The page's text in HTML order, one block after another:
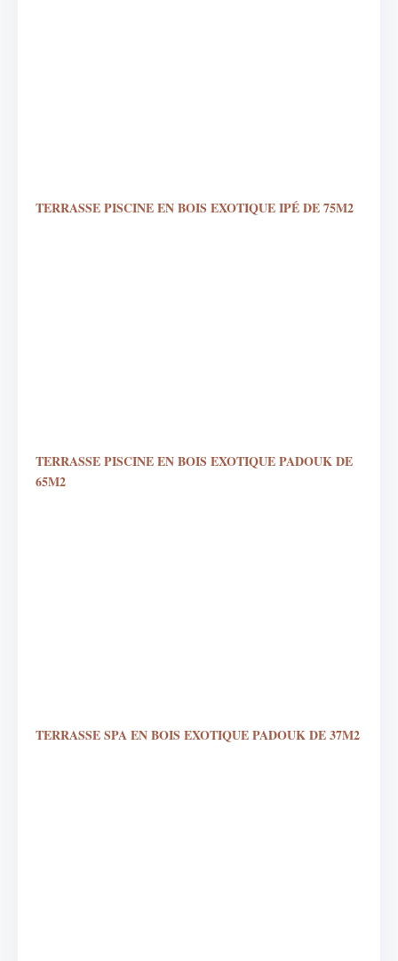
TERRASSE PISCINE EN BOIS EXOTIQUE IPÉ DE 75M2
TERRASSE PISCINE EN BOIS EXOTIQUE PADOUK DE
65M2
TERRASSE SPA EN BOIS EXOTIQUE PADOUK DE 37M2